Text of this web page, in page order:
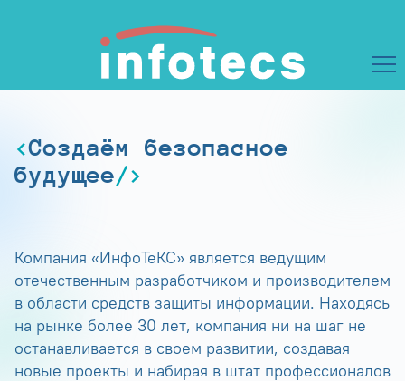
Создаём безопасное
будущее
Компания «ИнфоТеКС» является ведущим
отечественным разработчиком и производителем
в области средств защиты информации. Находясь
на рынке более 30 лет, компания ни на шаг не
останавливается в своем развитии, создавая
новые проекты и набирая в штат профессионалов